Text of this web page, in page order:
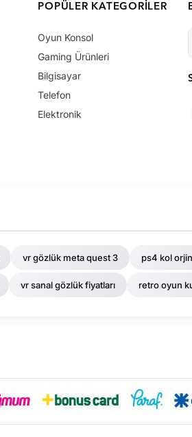
POPÜLER KATEGORILER
Oyun Konsol
Gaming Ürünleri
Bilgisayar
Telefon
Elektronik
vr gözlük meta quest 3 ps4 kol
vr sanal gözlük fiyatları retro oyun